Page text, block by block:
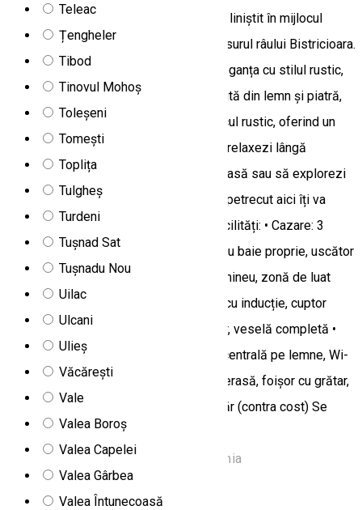
Teleac
Țengheler
Tibod
Tinovul Mohoș
Toleșeni
Tomești
Toplița
Tulgheș
Turdeni
Tușnad Sat
Tușnadu Nou
Uilac
Ulcani
Ulieș
Văcărești
Vale
Valea Boroș
Valea Capelei
Valea Gârbea
Valea Întunecoasă
Casa Anghel din Bilbor oferă un refugiu liniștit în mijlocul
naturii, cu aer curat, peisaje de vis și susurul râului Bistricioara.
Construită din lemn și piatră, îmbină eleganța cu stilul rustic,
oferind confort și autenticitate. Construită din lemn și piatră,
Casa Anghel îmbină eleganța cu farmecul rustic, oferind un
spațiu cald și primitor. Fie că vrei să te relaxezi lângă
șemineu, să te bucuri de un apus pe terasă sau să explorezi
muntele din apropiere, fiecare moment petrecut aici îți va
încărca sufletul cu energie și liniște. Facilități: • Cazare: 3
camere duble + 1 cameră triplă (toate cu baie proprie, uscător
de păr, Smart TV) • Living: Canapea, șemineu, zonă de luat
masa • Bucătărie complet utilată: Plită cu inducție, cuptor
electric, mașină de spălat vase, frigider, veselă completă •
Confort: Apă caldă non-stop, încălzire centrală pe lemne, Wi-
Fi, parcare proprie • Spații exterioare: Terasă, foișor cu grătar,
plită și cuptor • Relaxare: Saună și ciubăr (contra cost) Se
închiriază pentru minim 2 nopți.
Bilbor, nr. 71A, Bilbor 537020, Romania
Apartament